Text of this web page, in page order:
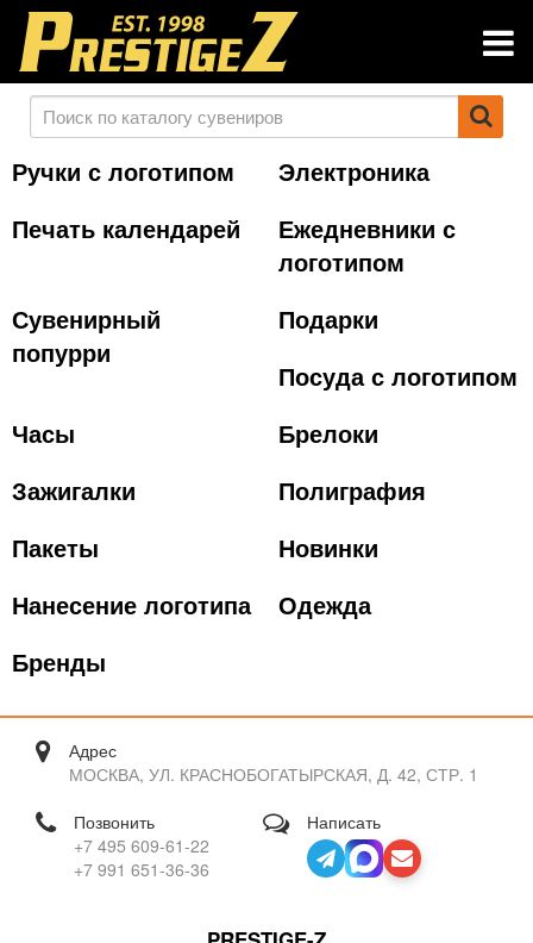
Ручки с логотипом
Электроника
Печать календарей
Ежедневники с
логотипом
Сувенирный
попурри
Подарки
Посуда с логотипом
Часы
Брелоки
Зажигалки
Полиграфия
Пакеты
Новинки
Нанесение логотипа
Одежда
Бренды
Адрес
МОСКВА, УЛ. КРАСНОБОГАТЫРСКАЯ, Д. 42, СТР. 1
Позвонить
+7 495 609-61-22
+7 991 651-36-36
Написать